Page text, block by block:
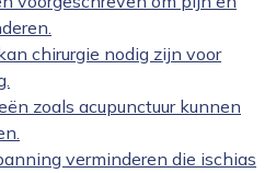
chirurgie nodig zijn voor
zoals acupunctuur kunnen
verminderen die ischias